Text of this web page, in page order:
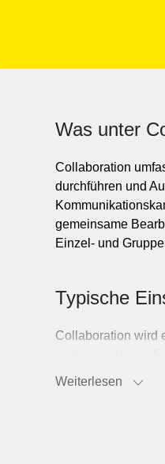
Was unter
Collaboration
durchführen und
gemeinsame
Einzel- und
Typische
Collaboration wird
technische
Weiterlesen